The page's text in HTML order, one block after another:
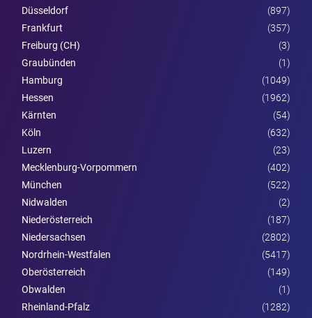
Düsseldorf
(897)
Frankfurt
(357)
Freiburg (CH)
(3)
Graubünden
(1)
Hamburg
(1049)
Hessen
(1962)
Kärnten
(54)
Köln
(632)
Luzern
(23)
Mecklenburg-Vorpommern
(402)
München
(522)
Nidwalden
(2)
Nieder­österreich
(187)
Niedersachsen
(2802)
Nordrhein-Westfalen
(5417)
Ober­österreich
(149)
Obwalden
(1)
Rheinland-Pfalz
(1282)